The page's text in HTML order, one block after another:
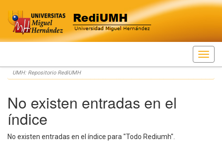
Skip
navigation
UMH: Repositorio RediUMH
No existen entradas en el
índice
No existen entradas en el índice para "Todo Rediumh".